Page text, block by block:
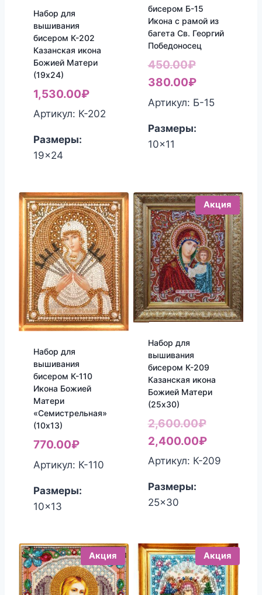
Набор для
вышивания
бисером К-202
Казанская икона
Божией Матери
(19х24)
1,530.00₽
Артикул: К-202
Размеры:
19x24
бисером Б-15
Икона с рамой из
багета Св. Георгий
Победоносец
450.00₽
цена
составляла
380.00₽Текущая
цена:
Артикул: Б-15
Размеры:
10x11
Набор для
вышивания
бисером К-110
Икона Божией
Матери
«Семистрельная»
(10х13)
770.00₽
Артикул: К-110
Размеры:
10x13
Акция
Набор для
вышивания
бисером К-209
Казанская икона
Божией Матери
(25х30)
2,600.00₽
цена
2,400.00₽Текущая
цена:
Артикул: К-209
Размеры:
25x30
Акция Акция